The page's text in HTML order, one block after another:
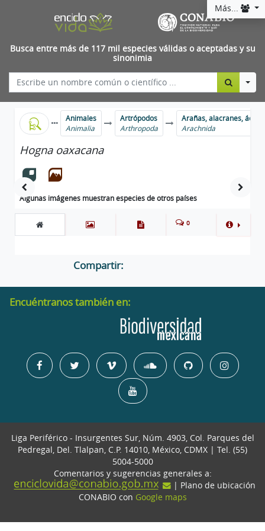
Más...
Busca entre más de 117 mil especies válidas o aceptadas y su
sinonimia
Animales
Animalia
Artrópodos
Arthropoda
Arañas, alacranes,
Arachnida
Hogna oaxacana
Algunas imágenes muestran especies de otros países
0
Compartir:
Encuéntranos también en:
Liga Periférico - Insurgentes Sur, Núm. 4903, Col. Parques del
Pedregal, Del. Tlalpan, C.P. 14010, México, CDMX | Tel. (55)
5004-5000
Comentarios y sugerencias generales a:
| Plano de ubicación
CONABIO con Google maps